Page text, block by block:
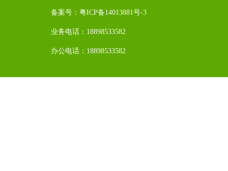
备案号： 粤ICP备14013881号-3
业务电话：18898533582
办公电话：18898533582